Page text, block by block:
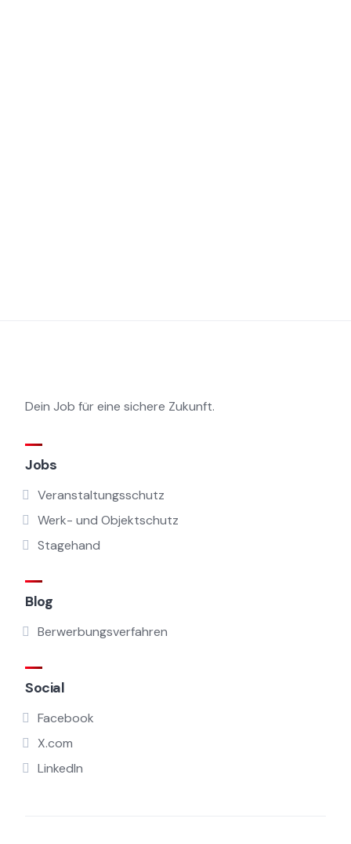
Dein Job für eine sichere Zukunft.
Jobs
Veranstaltungsschutz
Werk- und Objektschutz
Stagehand
Blog
Berwerbungsverfahren
Social
Facebook
X.com
LinkedIn